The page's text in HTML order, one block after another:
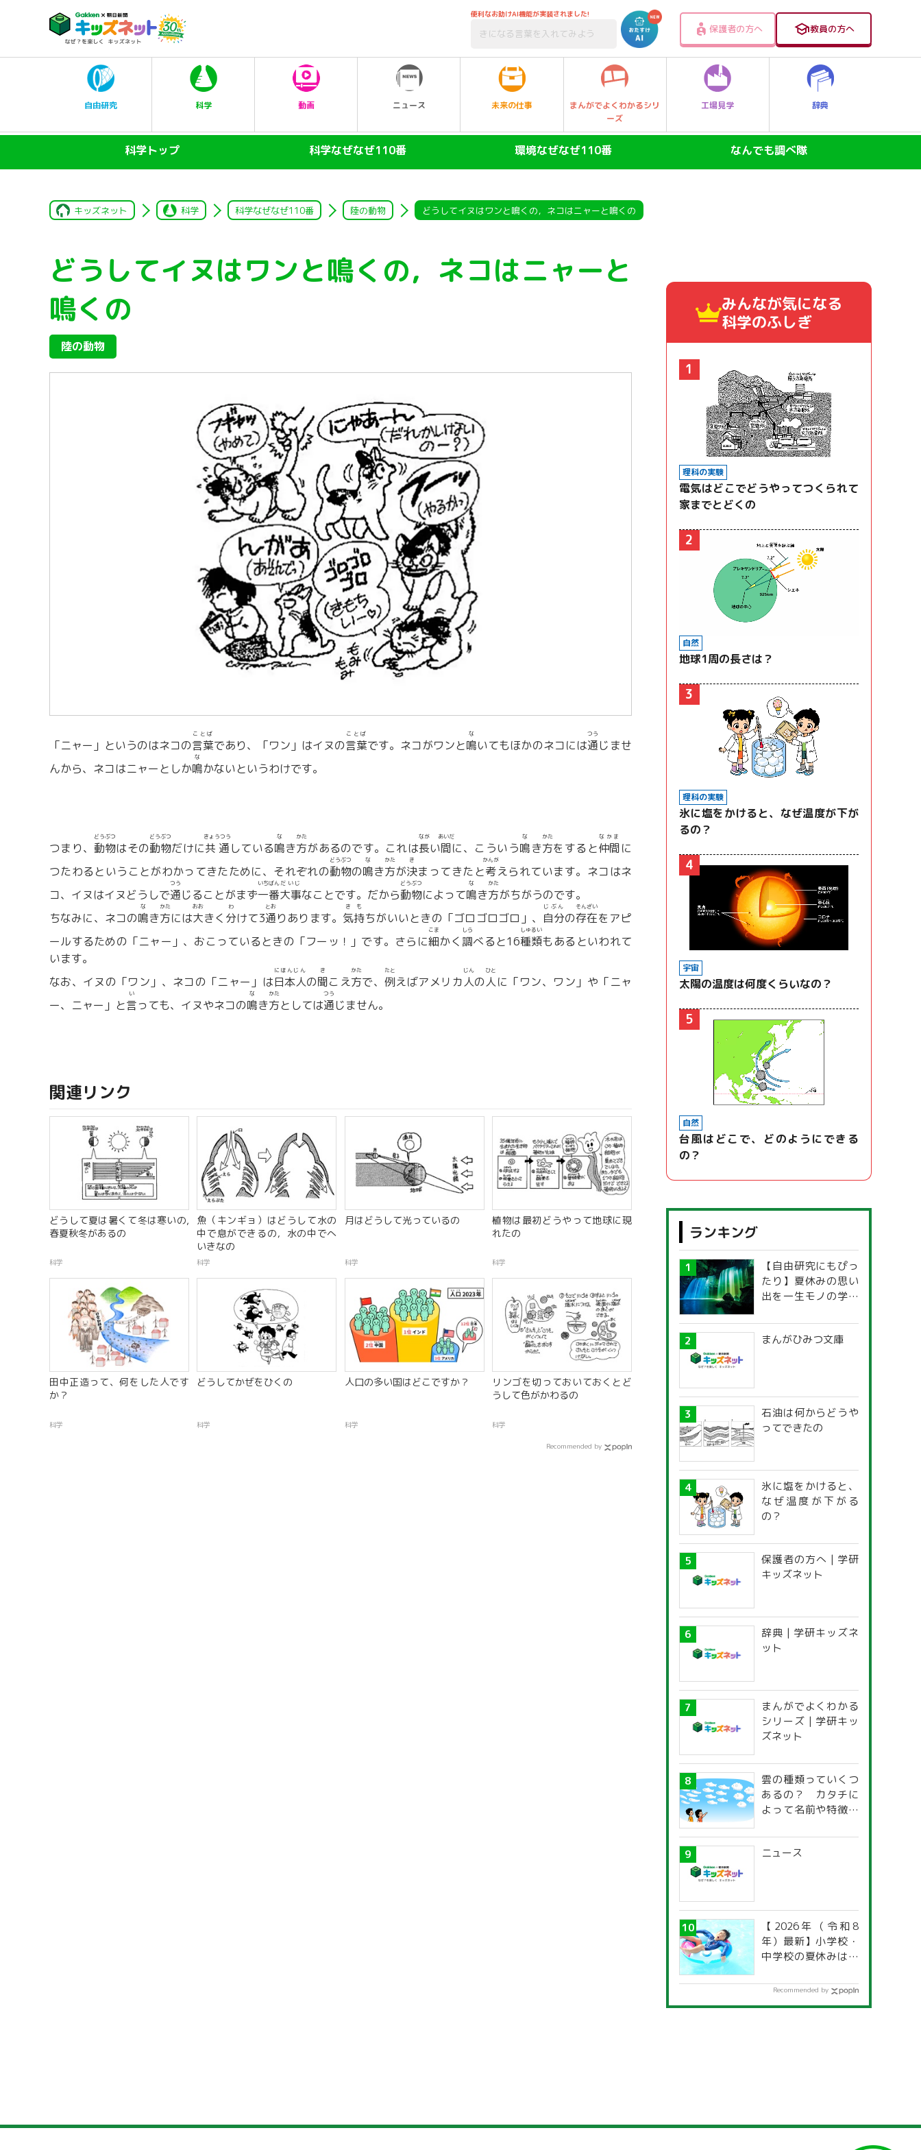
便利なお助けAI機能が実装されました!
保護者の方へ 教員の方へ
自由研究 科学 動画 ニュース 未来の仕事
まんがでよくわかるシリ
ーズ
工場見学 辞典
科学トップ 科学なぜなぜ110番
陸の動物
水の動物
宇宙
身近なふしぎ
理科の実験
環境なぜなぜ110番
自然・生物
ゴミ・リサイクル
なんでも調べ隊
キッズネット 科学 科学なぜなぜ110番 陸の動物 どうしてイヌはワンと鳴くの，ネコはニャーと鳴くの
どうしてイヌはワンと鳴くの，ネコはニャーと
鳴くの
陸の動物
「ニャー」というのはネコの言葉
ことば
であり、「ワン」はイヌの言葉
ことば
です。ネコがワンと鳴
な
いてもほかのネコには通
つう
じませ
んから、ネコはニャーとしか鳴
な
かないというわけです。
つまり、 動物
どうぶつ
はその動物
どうぶつ
だけに共通
きょうつう
している鳴
な
き方
かた
があるのです。これは長
なが
い間
あいだ
に、こういう鳴
な
き方
かた
をすると仲間
なかま
に
つたわるということがわかってきたために、それぞれの動物
どうぶつ
の鳴
な
き方
かた
が決
き
まってきたと考
かんが
えられています。ネコはネ
コ、イヌはイヌどうしで通
つう
じることがまず一番
いちばん
大事
だいじ
なことです。だから動物
どうぶつ
によって鳴
な
き方
かた
がちがうのです。
ちなみに、ネコの鳴
な
き方
かた
には大
おお
きく 分
わ
けて3通
とお
りあります。 気持
きも
ちがいいときの「ゴロゴロゴロ」、 自分
じぶん
の存在
そんざい
をアピ
ールするための「ニャー」、おこっているときの「フーッ！」です。さらに細
こま
かく 調
しら
べると16種類
しゅるい
もあるといわれて
います。
なお、イヌの「ワン」、ネコの「ニャー」は日本人
にほんじん
の聞
き
こえ方
かた
で、 例
たと
えばアメリカ人
じん
の人
ひと
に「ワン、ワン」や「ニャ
ー、ニャー」と言
い
っても、イヌやネコの鳴
な
き方
かた
としては通
つう
じません。
関連リンク
どうして夏は暑くて冬は寒いの,
春夏秋冬があるの
科学
魚（キンギョ）はどうして水の
中で息ができるの，水の中でへ
いきなの
科学
月はどうして光っているの
科学
植物は最初どうやって地球に現
れたの
科学
田中正造って、何をした人です
か？
科学
どうしてかぜをひくの
科学
人口の多い国はどこですか？
科学
リンゴを切っておいておくとど
うして色がかわるの
科学
Recommended by
みんなが気になる
科学のふしぎ
1
理科の実験
電気はどこでどうやってつくられて
家までとどくの
2
自然
地球1周の長さは？
3
理科の実験
氷に塩をかけると、なぜ温度が下が
るの？
4
宇宙
太陽の温度は何度くらいなの？
5
自然
台風はどこで、どのようにできる
の？
ランキング
【自由研究にもぴっ
たり】夏休みの思い
出を一生モノの学び
探究ガイド
まんがひみつ文庫
石油は何からどうや
ってできたの
氷に塩をかけると、
なぜ温度が下がる
の？
保護者の方へ | 学研
キッズネット
辞典 | 学研キッズネ
ット
まんがでよくわかる
シリーズ | 学研キッ
ズネット
雲の種類っていくつ
あるの？ カタチに
よって名前や特徴が
ニュース
【2026年（令和8
年）最新】小学校・
中学校の夏休みはい
道府県別「夏季休暇
Recommended by